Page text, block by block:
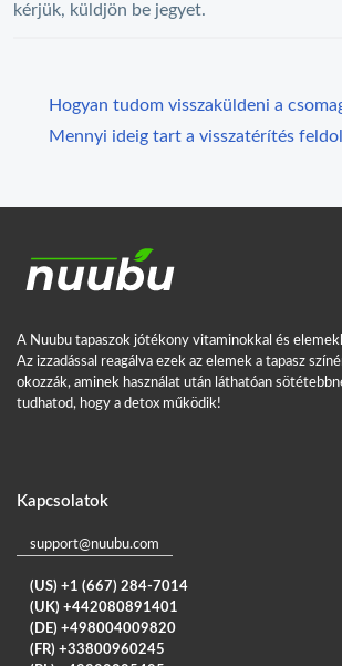
kérjük, küldjön be jegyet.
Hogyan tudom visszaküldeni a
Mennyi ideig tart a visszatérítés
A Nuubu tapaszok jótékony vitaminokkal és
Az izzadással reagálva ezek az elemek a tapasz
okozzák, aminek használat után láthatóan
tudhatod, hogy a detox működik!
Kapcsolatok
support@nuubu.com
(US) +1 (667) 284-7014
(UK) +442080891401
(DE) +498004009820
(FR) +33800960245